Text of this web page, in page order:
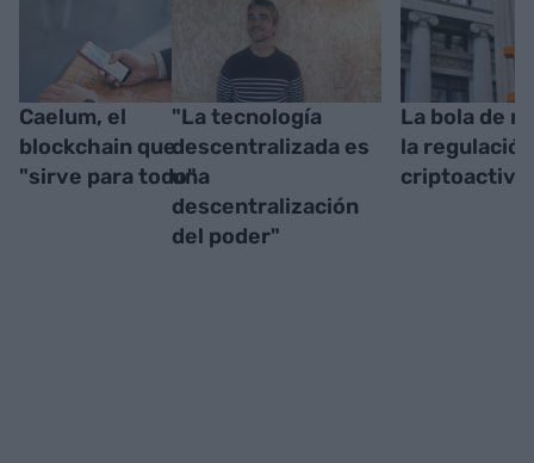
Caelum, el
blockchain que
"sirve para todo"
"La tecnología
descentralizada es
una
descentralización
del poder"
La bola de
la